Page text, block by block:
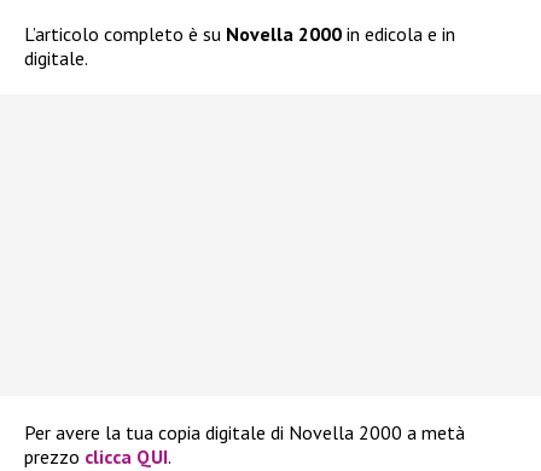
L’articolo completo è su Novella 2000 in edicola e in
digitale.
Per avere la tua copia digitale di Novella 2000 a metà
prezzo clicca QUI.